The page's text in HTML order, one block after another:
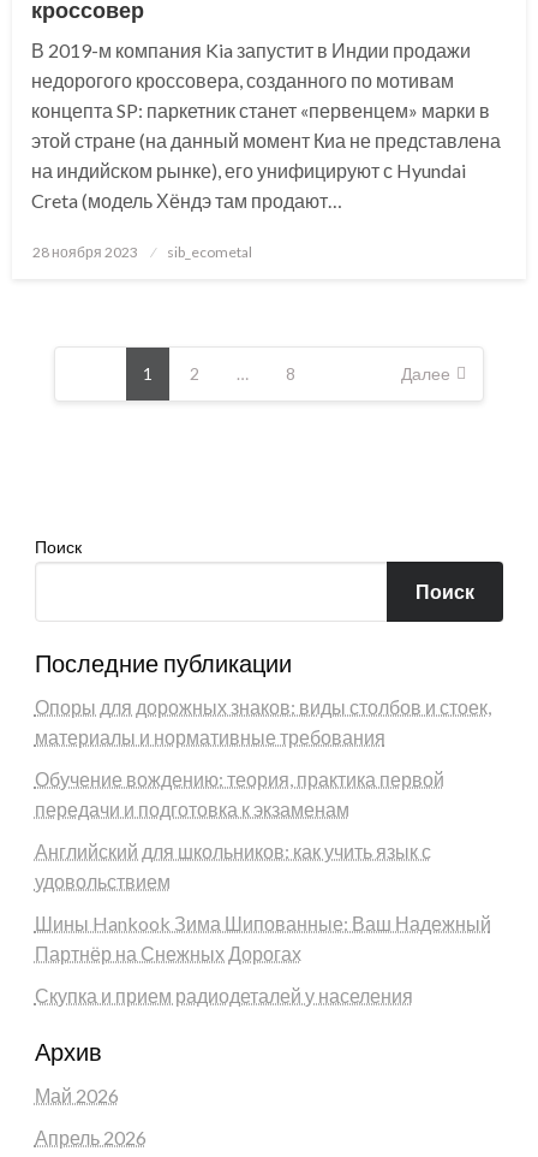
кроссовер
В 2019-м компания Kia запустит в Индии продажи
недорогого кроссовера, созданного по мотивам
концепта SP: паркетник станет «первенцем» марки в
этой стране (на данный момент Киа не представлена
на индийском рынке), его унифицируют с Hyundai
Creta (модель Хёндэ там продают…
Posted
28 ноября 2023 sib_ecometal
Пагинация
1 2 … 8 Далее
Поиск
Поиск
Последние публикации
Опоры для дорожных знаков: виды столбов и стоек,
материалы и нормативные требования
Обучение вождению: теория, практика первой
передачи и подготовка к экзаменам
Английский для школьников: как учить язык с
удовольствием
Шины Hankook Зима Шипованные: Ваш Надежный
Партнёр на Снежных Дорогах
Скупка и прием радиодеталей у населения
Архив
Май 2026
Апрель 2026